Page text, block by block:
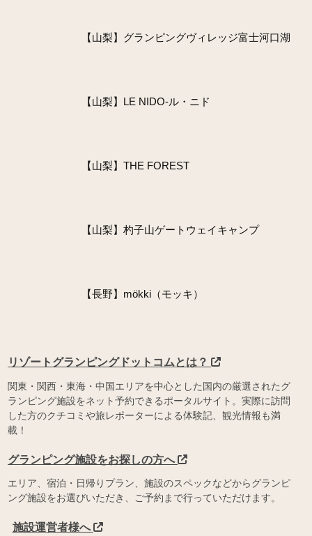
【山梨】グランピングヴィレッジ富士河口湖
【山梨】LE NIDO-ル・ニド
【山梨】THE FOREST
【山梨】杓子山ゲートウェイキャンプ
【長野】mökki（モッキ）
リゾートグランピングドットコムとは？
関東・関西・東海・中国エリアを中心とした国内の厳選されたグ
ランピング施設をネット予約できるポータルサイト。実際に訪問
した方のクチコミや旅レポーターによる体験記、観光情報も満
載！
グランピング施設をお探しの方へ
エリア、宿泊・日帰りプラン、施設のスペックなどからグランピ
ング施設をお選びいただき、ご予約まで行っていただけます。
施設運営者様へ